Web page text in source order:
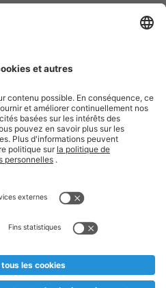
et mentions légales
et jusqu'à
étudié, nous serions
Prix Recupel et TVA incl.
forme masculine a été adoptée